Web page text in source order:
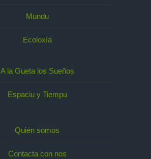
Mundu
Ecoloxía
A la Gueta los Sueños
Espaciu y Tiempu
Quién somos
Contacta con nos